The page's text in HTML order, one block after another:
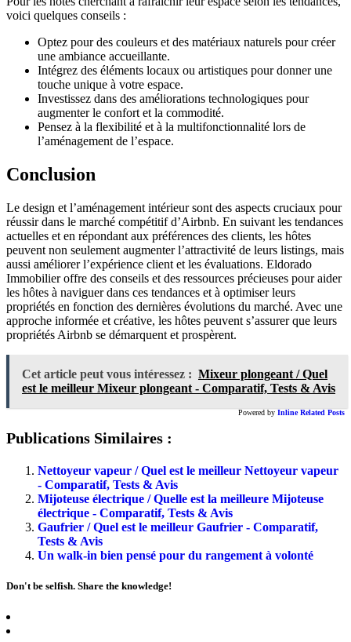
voici quelques conseils :
Optez pour des couleurs et des matériaux naturels pour créer
une ambiance accueillante.
Intégrez des éléments locaux ou artistiques pour donner une
touche unique à votre espace.
Investissez dans des améliorations technologiques pour
augmenter le confort et la commodité.
Pensez à la flexibilité et à la multifonctionnalité lors de
l’aménagement de l’espace.
Conclusion
Le design et l’aménagement intérieur sont des aspects cruciaux pour
réussir dans le marché compétitif d’Airbnb. En suivant les tendances
actuelles et en répondant aux préférences des clients, les hôtes
peuvent non seulement augmenter l’attractivité de leurs listings, mais
aussi améliorer l’expérience client et les évaluations. Eldorado
Immobilier offre des conseils et des ressources précieuses pour aider
les hôtes à naviguer dans ces tendances et à optimiser leurs
propriétés en fonction des dernières évolutions du marché. Avec une
approche informée et créative, les hôtes peuvent s’assurer que leurs
propriétés Airbnb se démarquent et prospèrent.
Cet article peut vous intéressez : Mixeur plongeant / Quel
est le meilleur Mixeur plongeant - Comparatif, Tests & Avis
Powered by Inline Related Posts
Publications Similaires :
Nettoyeur vapeur / Quel est le meilleur Nettoyeur vapeur
- Comparatif, Tests & Avis
Mijoteuse électrique / Quelle est la meilleure Mijoteuse
électrique - Comparatif, Tests & Avis
Gaufrier / Quel est le meilleur Gaufrier - Comparatif,
Tests & Avis
Un walk-in bien pensé pour du rangement à volonté
Don't be selfish. Share the knowledge!